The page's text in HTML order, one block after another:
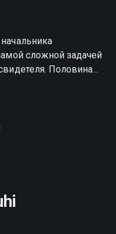
сложной задачей
Половина
жертву в лесную
выясняется,
с такой
перешагивая
не хочется.